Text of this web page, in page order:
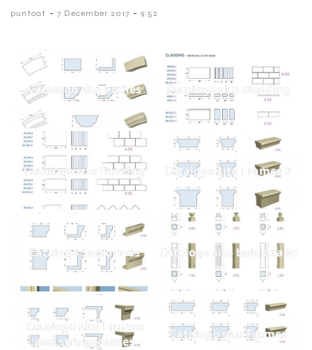
puntoat - 7 December 2017 - 9:52
Catalogo sito arches Catalogo sito cladding
Catalogo sito flooring Catalogo sito Frames 2
Catalogo Surrounds Catalogo sito balustrade
Catalogo sito Frames
and stringcourses
Catalogo sito Frames